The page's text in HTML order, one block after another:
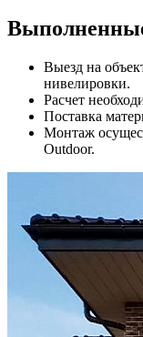
Выезд на
нивелировки.
Расчет
Поставка
Монтаж
Outdoor.